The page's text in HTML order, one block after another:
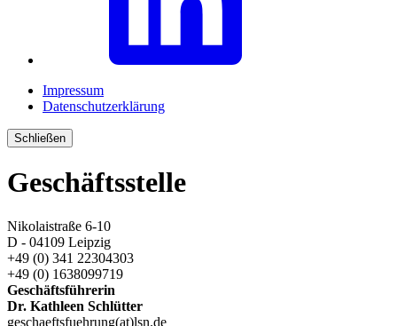
Impressum
Datenschutzerklärung
Schließen
Geschäftsstelle
Nikolaistraße 6-10
D - 04109 Leipzig
+49 (0) 341 22304303
+49 (0) 1638099719
Geschäftsführerin
Dr. Kathleen Schlütter
geschaeftsfuehrung(at)lsn.de